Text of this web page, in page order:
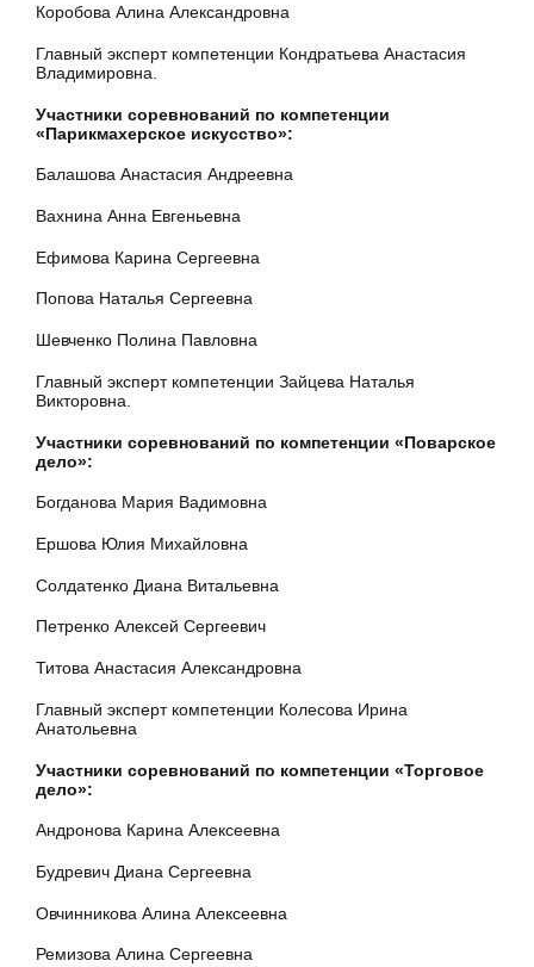
Коробова Алина Александровна
Главный эксперт компетенции Кондратьева Анастасия
Владимировна.
Участники соревнований по компетенции
«Парикмахерское искусство»:
Балашова Анастасия Андреевна
Вахнина Анна Евгеньевна
Ефимова Карина Сергеевна
Попова Наталья Сергеевна
Шевченко Полина Павловна
Главный эксперт компетенции Зайцева Наталья
Викторовна.
Участники соревнований по компетенции «Поварское
дело»:
Богданова Мария Вадимовна
Ершова Юлия Михайловна
Солдатенко Диана Витальевна
Петренко Алексей Сергеевич
Титова Анастасия Александровна
Главный эксперт компетенции Колесова Ирина
Анатольевна
Участники соревнований по компетенции «Торговое
дело»:
Андронова Карина Алексеевна
Будревич Диана Сергеевна
Овчинникова Алина Алексеевна
Ремизова Алина Сергеевна